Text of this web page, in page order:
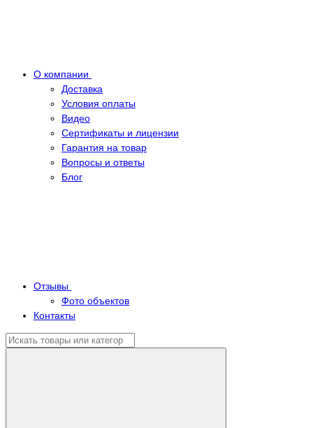
О компании
Доставка
Условия оплаты
Видео
Сертификаты и лицензии
Гарантия на товар
Вопросы и ответы
Блог
Отзывы
Фото объектов
Контакты